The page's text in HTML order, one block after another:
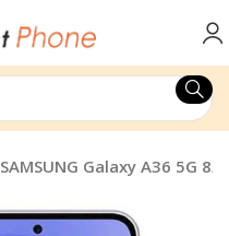
SAMSUNG Galaxy A36 5G